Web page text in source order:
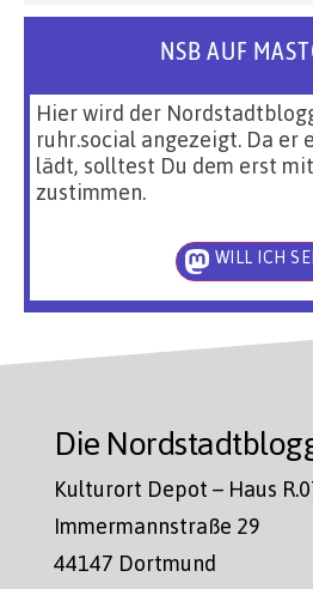
NSB AUF
Hier wird der
ruhr.social angezeigt. Da er
lädt, solltest Du dem erst
zustimmen.
WILL ICH
Die
Kulturort Depot – Haus
Immermannstraße 29
44147 Dortmund